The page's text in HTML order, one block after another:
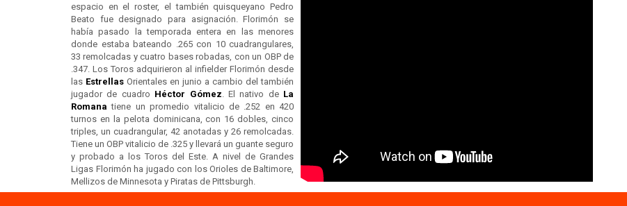
espacio en el roster, el también quisqueyano Pedro
Beato fue designado para asignación. Florimón se
había pasado la temporada entera en las menores
donde estaba bateando .265 con 10 cuadrangulares,
33 remolcadas y cuatro bases robadas, con un OBP de
.347. Los Toros adquirieron al infielder Florimón desde
las Estrellas Orientales en junio a cambio del también
jugador de cuadro Héctor Gómez . El nativo de La
Romana tiene un promedio vitalicio de .252 en 420
turnos en la pelota dominicana, con 16 dobles, cinco
triples, un cuadrangular, 42 anotadas y 26 remolcadas.
Tiene un OBP vitalicio de .325 y llevará un guante seguro
y probado a los Toros del Este. A nivel de Grandes
Ligas Florimón ha jugado con los Orioles de Baltimore,
Mellizos de Minnesota y Piratas de Pittsburgh.